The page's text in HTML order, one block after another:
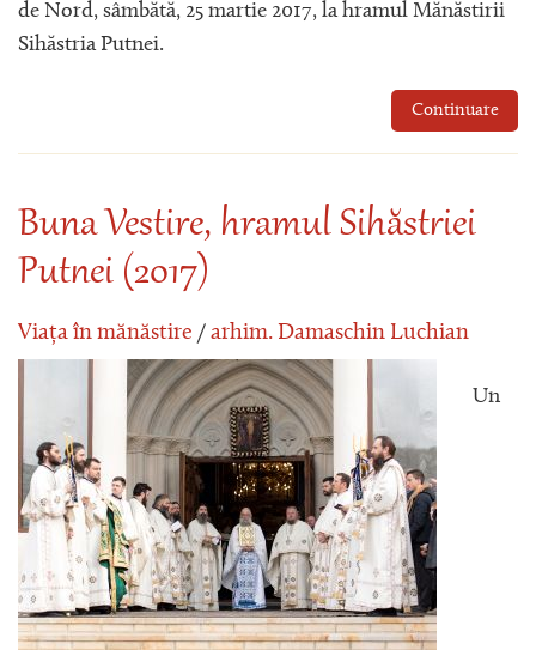
de Nord, sâmbătă, 25 martie 2017, la hramul Mănăstirii
Sihăstria Putnei.
Continuare
Buna Vestire, hramul Sihăstriei
Putnei (2017)
Viața în mănăstire / arhim. Damaschin Luchian
Un